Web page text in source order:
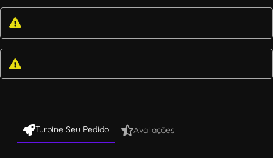
Turbine Seu Pedido Avaliações